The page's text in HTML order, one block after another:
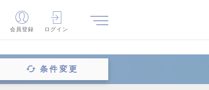
会員登録 ログイン
条件変更